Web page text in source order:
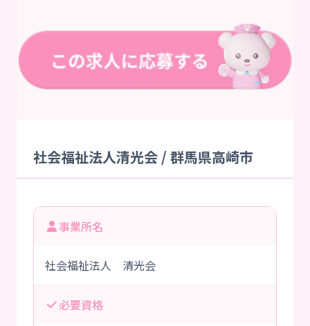
社会福祉法人清光会 / 群馬県高崎市
事業所名
社会福祉法人 清光会
必要資格